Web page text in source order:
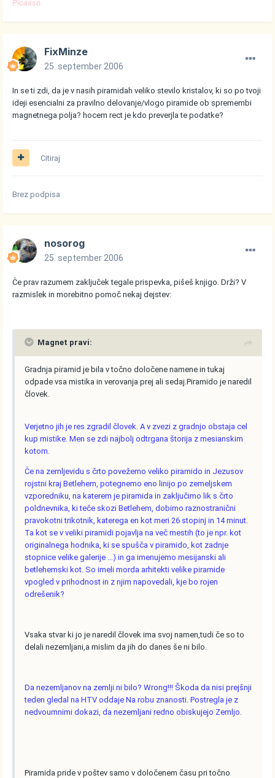
Picasso
FixMinze
25. september 2006
In se ti zdi, da je v nasih piramidah veliko stevilo kristalov, ki so po tvoji
ideji esencialni za pravilno delovanje/vlogo piramide ob spremembi
magnetnega polja? hocem rect je kdo preverjla te podatke?
Citiraj
Brez podpisa
nosorog
25. september 2006
Če prav razumem zaključek tegale prispevka, pišeš knjigo. Drži? V
razmislek in morebitno pomoč nekaj dejstev:
Magnet pravi:
Gradnja piramid je bila v točno določene namene in tukaj
odpade vsa mistika in verovanja prej ali sedaj.Piramido je naredil
človek.
Verjetno jih je res zgradil človek. A v zvezi z gradnjo obstaja cel
kup mistike. Men se zdi najbolj odtrgana štorija z mesianskim
kotom.
Če na zemljevidu s črto povežemo veliko piramido in Jezusov
rojstni kraj Betlehem, potegnemo eno linijo po zemeljskem
vzporedniku, na katerem je piramida in zaključimo lik s črto
poldnevnika, ki teče skozi Betlehem, dobimo raznostranični
pravokotni trikotnik, katerega en kot meri 26 stopinj in 14 minut.
Ta kot se v veliki piramidi pojavlja na več mestih (to je npr. kot
originalnega hodnika, ki se spušča v piramido, kot zadnje
stopnice velike galerije ...) in ga imenujemo mesijanski ali
betlehemski kot. So imeli morda arhitekti velike piramide
vpogled v prihodnost in z njim napovedali, kje bo rojen
odrešenik?
Vsaka stvar ki jo je naredil človek ima svoj namen,tudi če so to
delali nezemljani,a mislim da jih do danes še ni bilo.
Da nezemljanov na zemlji ni bilo? Wrong!!! Škoda da nisi prejšnji
teden gledal na HTV oddaje Na robu znanosti. Postregla je z
nedvoumnimi dokazi, da nezemljani redno obiskujejo Zemljo.
Piramida pride v poštev samo v določenem času pri točno